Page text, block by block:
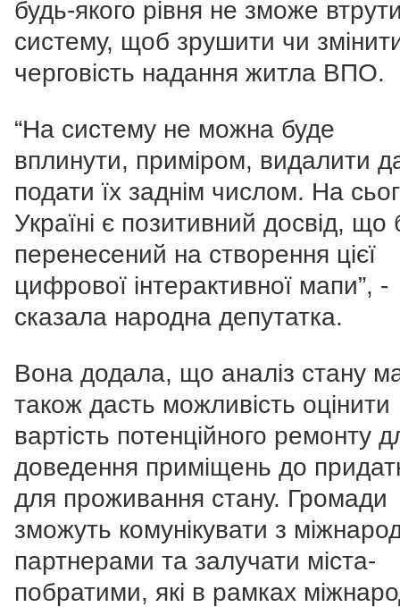
будь-якого рівня не зможе
систему, щоб зрушити чи
черговість надання житла ВПО.
“На систему не можна буде
вплинути, приміром, видалити
подати їх заднім числом. На
Україні є позитивний досвід, що
перенесений на створення цієї
цифрової інтерактивної мапи”, -
сказала народна депутатка.
Вона додала, що аналіз стану
також дасть можливість оцінити
вартість потенційного ремонту
доведення приміщень до
для проживання стану. Громади
зможуть комунікувати з
партнерами та залучати міста-
побратими, які в рамках